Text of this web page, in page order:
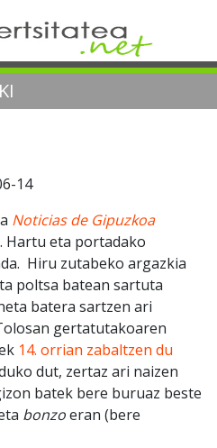
14
Noticias de Gipuzkoa
Hartu eta portadako
Hiru zutabeko argazkia
poltsa batean sartuta
batera sartzen ari
gertatutakoaren
14. orrian zabaltzen du
dut, zertaz ari naizen
batek bere buruaz beste
bonzoeran (bere